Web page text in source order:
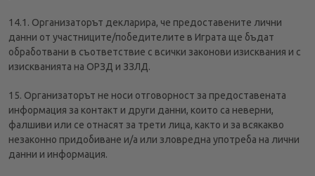
14.1. Организаторът декларира, че предоставените лични
данни от участниците/победителите в Играта ще бъдат
обработвани в съответствие с всички законови изисквания и с
изискванията на ОРЗД и ЗЗЛД.
15. Организаторът не носи отговорност за предоставената
информация за контакт и други данни, които са неверни,
фалшиви или се отнасят за трети лица, както и за всякакво
незаконно придобиване и/а или зловредна употреба на лични
данни и информация.